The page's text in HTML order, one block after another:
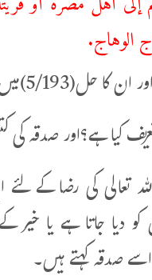
الوهاج.
193)میں ہے:
کیا ہے؟اور صدقہ کی
تعالی کی رضا کے لئے
کو دیا جاتا ہے یا
صدقہ کہتے ہیں۔